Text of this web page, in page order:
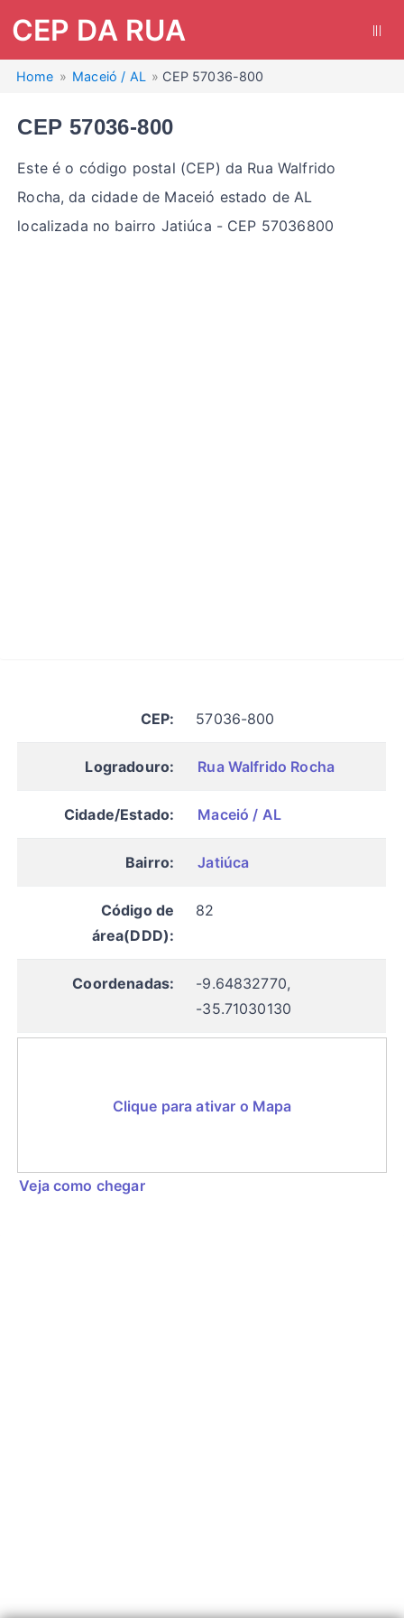
CEP DA RUA
Home Maceió / AL CEP 57036-800
CEP 57036-800
Este é o código postal (CEP) da Rua Walfrido
Rocha, da cidade de Maceió estado de AL
localizada no bairro Jatiúca - CEP 57036800
CEP: 57036-800
Logradouro: Rua Walfrido Rocha
Cidade/Estado: Maceió / AL
Bairro: Jatiúca
Código de
área(DDD):
82
Coordenadas:
-9.64832770,
-35.71030130
Clique para ativar o Mapa
Veja como chegar